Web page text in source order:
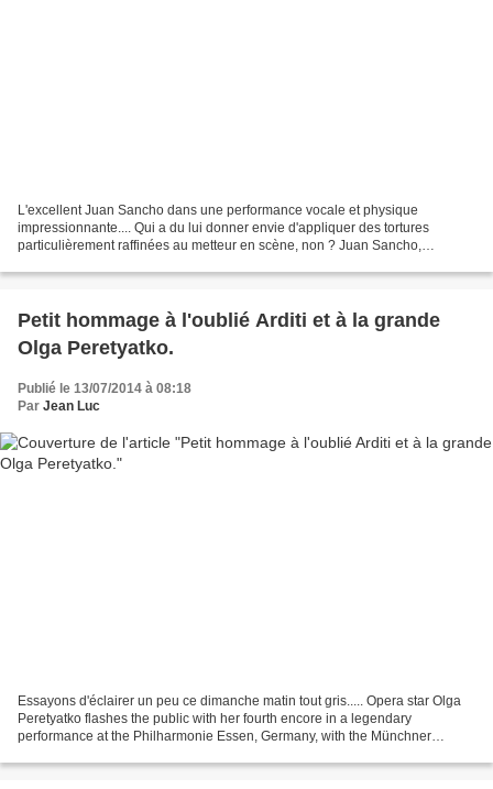
L'excellent Juan Sancho dans une performance vocale et physique
impressionnante.... Qui a du lui donner envie d'appliquer des tortures
particulièrement raffinées au metteur en scène, non ? Juan Sancho,
Petit hommage à l'oublié Arditi et à la grande
Olga Peretyatko.
Publié le 13/07/2014 à 08:18
Par Jean Luc
Essayons d'éclairer un peu ce dimanche matin tout gris..... Opera star Olga
Peretyatko flashes the public with her fourth encore in a legendary
performance at the Philharmonie Essen, Germany, with the Münchner